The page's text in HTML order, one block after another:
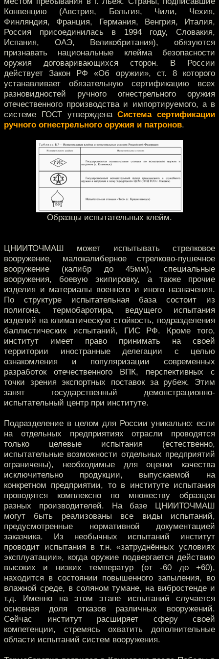
Конвенцию (Австрия, Бельгия, Чили, Чехия,
Финляндия, Франция, Германия, Венгрия, Италия,
Россия присоединилась в 1994 году, Словакия,
Испания, ОАЭ, Великобритания), обязуются
признавать национальные клейма безопасности
оружия договаривающихся сторон. В России
действует Закон РФ «Об оружии», ст. 8 которого
устанавливает обязательную сертификацию всех
разновидностей ручного огнестрельного оружия
отечественного производства и импортируемого, а в
системе ГОСТ утвержденаСистема сертификации
ручного огнестрельного оружия и патронов.
Образцы испытательных клейм.
ЦНИИТОЧМАШ может испытывать стрелковое
вооружение, малокалиберное стрелково-пушечное
вооружение (калибр до 45мм), специальные
вооружения, боевую экипировку, а также прочие
изделия и материалы военного и иного назначения.
По структуре испытательная база состоит из
полигона, термобаротира, ведущего испытания
изделий на климатическую стойкость, подразделения
баллистических испытаний, ГИС РФ. Кроме того,
институт имеет право принимать на своей
территории иностранные делегации с целью
ознакомления и популяризации современных
разработок отечественного ВПК, перспективных с
точки зрения экспортных поставок за рубеж. Этим
занят государственный демонстрационно-
испытательный центр при институте.
Подразделение в целом для России уникально: если
на отдельных предприятиях отрасли проводятся
только целевые испытания (естественно,
испытательные возможности отдельных предприятий
ограничены), необходимые для оценки качества
исключительно продукции, выпускаемой на
конкретном предприятии, то в институте испытания
проводятся комплексно по множеству образцов
разных производителей. На базе ЦНИИТОЧМАШ
могут быть реализованы все виды испытаний,
предусмотренные нормативной документацией
заказчика. Из необычных испытаний институт
проводит испытания в т.н. «затруднённых условиях
эксплуатации», когда оружие подвергается действию
высоких и низких температур (от -60 до +60),
находится в состоянии повышенного запыления, во
влажной среде, в соляном тумане, на вибростенде и
т.д. Именно на этом этапе испытаний случается
основная доля отказов различных вооружений.
Сейчас институт расширяет сферу своей
компетенции, стремясь охватить дополнительные
области испытаний систем вооружения.